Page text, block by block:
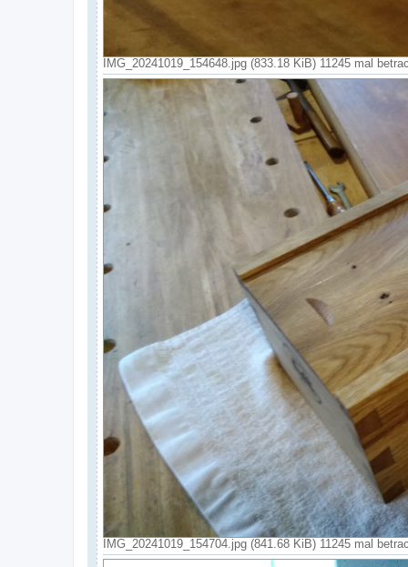
IMG_20241019_154648.jpg (833.18 KiB) 11245 mal
IMG_20241019_154704.jpg (841.68 KiB) 11245 mal